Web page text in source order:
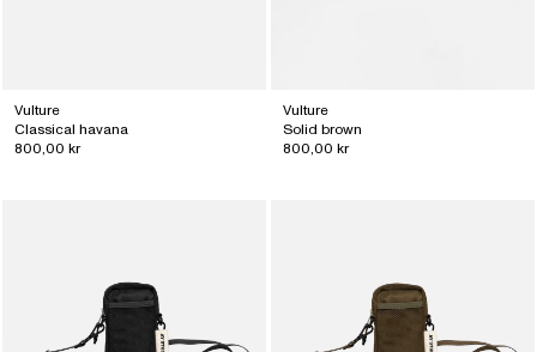
Vulture
Classical havana
800,00 kr
Vulture
Solid brown
800,00 kr